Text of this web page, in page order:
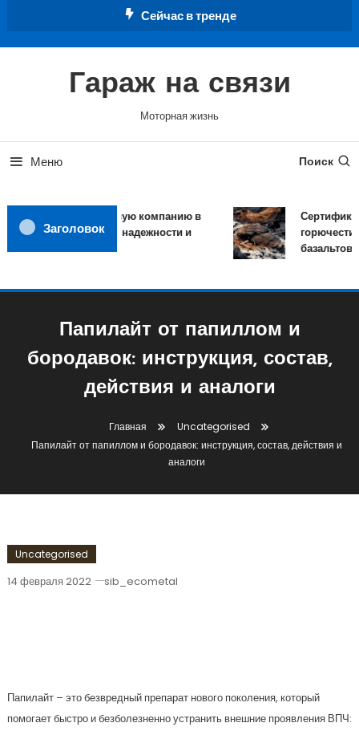
Сейчас в тренде
Гараж на связи
Моторная жизнь
Меню Поиск
Заголовок
Как выбрать страховую компанию в
2026 году: критерии надежности и
обзор рынка
горючести
Папилайт от папиллом и
бородавок: инструкция, состав,
действия и аналоги
Главная
Uncategorised
Папилайт от папиллом и бородавок: инструкция, состав, действия и
аналоги
Uncategorised
14 февраля 2022 sib_ecometal
Папилайт – это безвредный препарат нового поколения, который
помогает быстро и безболезненно устранить внешние проявления ВПЧ: